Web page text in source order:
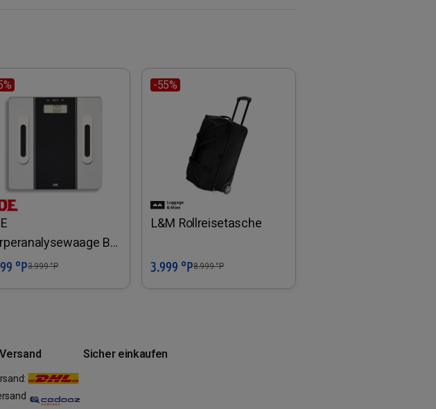
BA
Tamina
In den Warenkorb
°P3.999°P
-55%
L&M Rollreisetasche
In den Warenkorb
3.999 °P8.999°P
Sicher einkaufen